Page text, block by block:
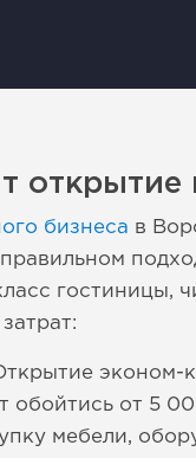
открытие
бизнеса в
гостиницы,
эконом-
обойтись от 5
мебели,